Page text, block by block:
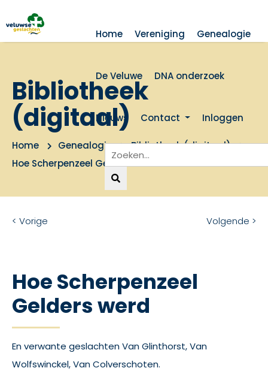
Home Vereniging Genealogie
De Veluwe DNA onderzoek
Nieuws Contact Inloggen
Bibliotheek
(digitaal)
Home Genealogie
Bibliotheek (digitaal)
Hoe Scherpenzeel Gelders werd
< Vorige Volgende >
Hoe Scherpenzeel
Gelders werd
En verwante geslachten Van Glinthorst, Van
Wolfswinckel, Van Colverschoten.